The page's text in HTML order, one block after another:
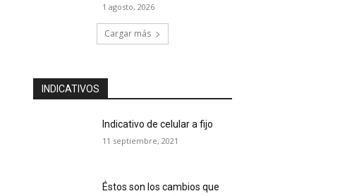
1 agosto, 2026
Cargar más
INDICATIVOS
Indicativo de celular a fijo
11 septiembre, 2021
Éstos son los cambios que